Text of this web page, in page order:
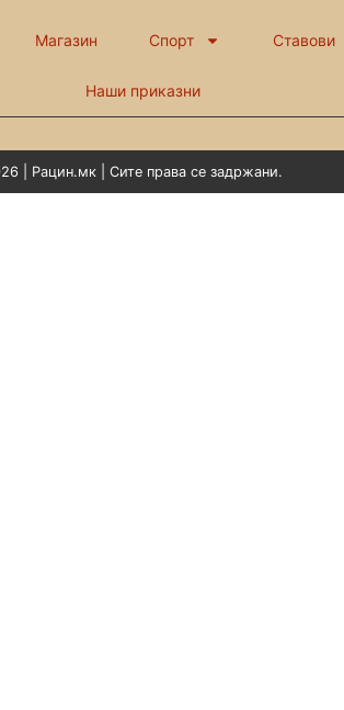
Магазин Спорт Ставови
Наши приказни
| Рацин.мк | Сите права се задржани.